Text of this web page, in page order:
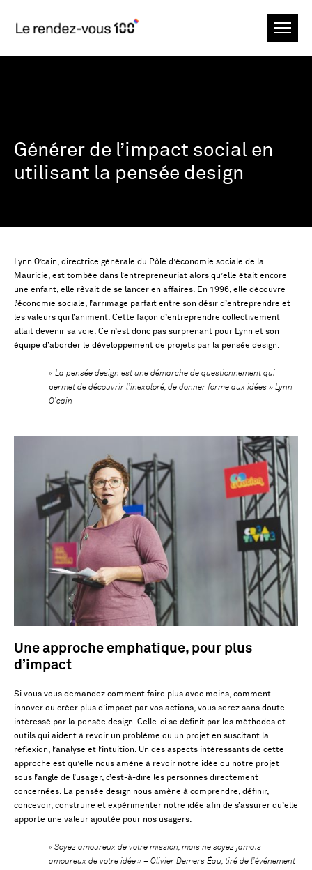
Générer de l’impact social en
utilisant la pensée design
Lynn O’cain, directrice générale du Pôle d’économie sociale de la
Mauricie, est tombée dans l’entrepreneuriat alors qu’elle était encore
une enfant, elle rêvait de se lancer en affaires. En 1996, elle découvre
l’économie sociale, l’arrimage parfait entre son désir d’entreprendre et
les valeurs qui l’animent. Cette façon d’entreprendre collectivement
allait devenir sa voie. Ce n’est donc pas surprenant pour Lynn et son
équipe d’aborder le développement de projets par la pensée design.
« La pensée design est une démarche de questionnement qui
permet de découvrir l’inexploré, de donner forme aux idées » Lynn
O’cain
Une approche emphatique, pour plus
d’impact
Si vous vous demandez comment faire plus avec moins, comment
innover ou créer plus d’impact par vos actions, vous serez sans doute
intéressé par la pensée design. Celle-ci se définit par les méthodes et
outils qui aident à revoir un problème ou un projet en suscitant la
réflexion, l’analyse et l’intuition. Un des aspects intéressants de cette
approche est qu’elle nous amène à revoir notre idée ou notre projet
sous l’angle de l’usager, c’est-à-dire les personnes directement
concernées. La pensée design nous amène à comprendre, définir,
concevoir, construire et expérimenter notre idée afin de s’assurer qu’elle
apporte une valeur ajoutée pour nos usagers.
« Soyez amoureux de votre mission, mais ne soyez jamais
amoureux de votre idée » – Olivier Demers Éau, tiré de l’événement